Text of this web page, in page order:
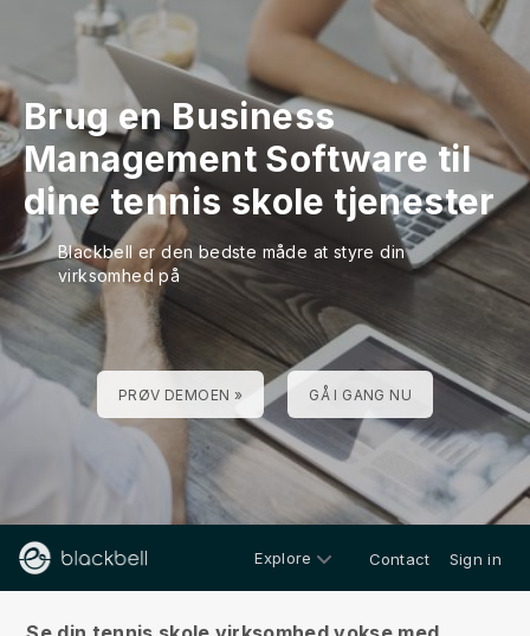
Brug en Business
Management Software til
dine tennis skole tjenester
Blackbell er den bedste måde at styre din
virksomhed på
PRØV DEMOEN » GÅ I GANG NU
Explore Contact Sign in